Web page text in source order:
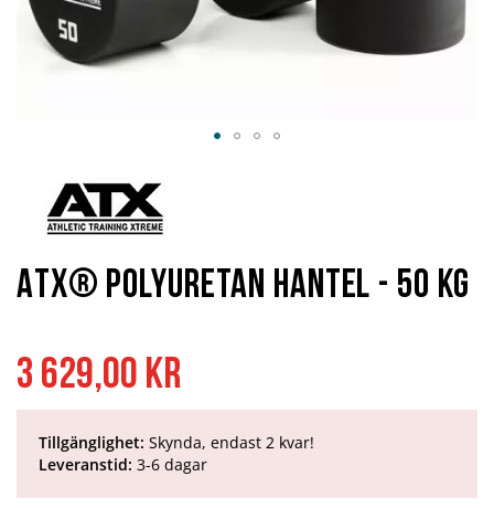
3 629,00 kr
Tillgänglighet: Skynda, endast 2 kvar!
Leveranstid: 3-6 dagar
ATX® Polyuretan Hantel - 50 kg
början
bildgalleriet